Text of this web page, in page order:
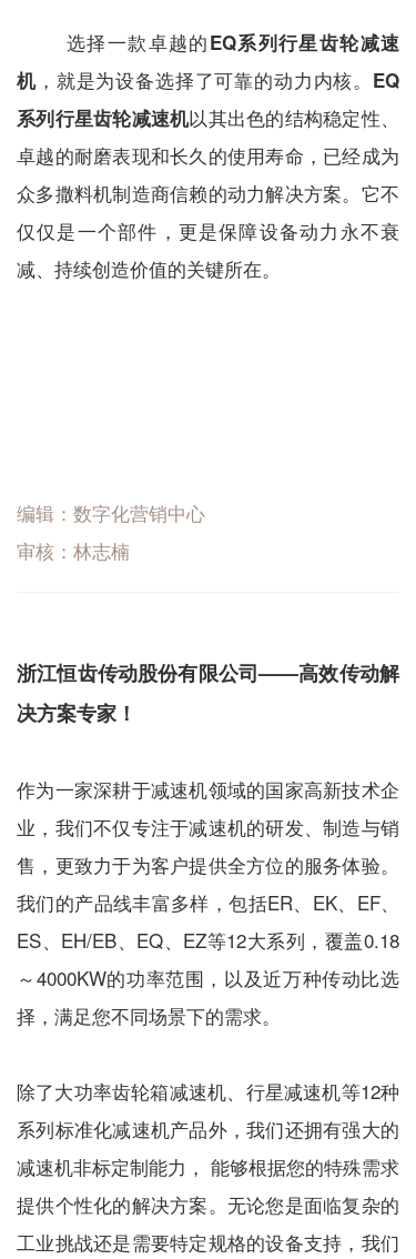
选择一款卓越的EQ系列行星齿轮减速
机，就是为设备选择了可靠的动力内核。 EQ
系列行星齿轮减速机以其出色的结构稳定性、
卓越的耐磨表现和长久的使用寿命，已经成为
众多撒料机制造商信赖的动力解决方案。它不
仅仅是一个部件，更是保障设备动力永不衰
减、持续创造价值的关键所在。
编辑：数字化营销中心
审核：林志楠
浙江恒齿传动股份有限公司——高效传动解
决方案专家！
作为一家深耕于减速机领域的国家高新技术企
业，我们不仅专注于减速机的研发、制造与销
售，更致力于为客户提供全方位的服务体验。
我们的产品线丰富多样，包括ER、EK、EF、
ES、EH/EB、EQ、EZ等12大系列，覆盖0.18
～4000KW的功率范围，以及近万种传动比选
择，满足您不同场景下的需求。
除了大功率齿轮箱减速机、 行星减速机等12种
系列标准化减速机产品外，我们还拥有强大的
减速机非标定制能力， 能够根据您的特殊需求
提供个性化的解决方案。无论您是面临复杂的
工业挑战还是需要特定规格的设备支持，我们